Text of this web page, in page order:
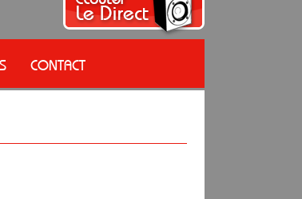
CONTACT